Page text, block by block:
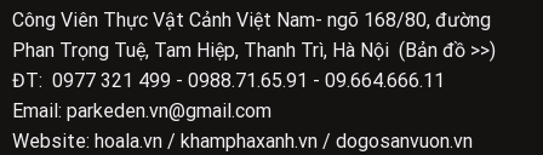
Công Viên Thực Vật Cảnh Việt Nam- ngõ 168/80, đường
Phan Trọng Tuệ, Tam Hiệp, Thanh Trì, Hà Nội (Bản đồ >>)
ĐT: 0977 321 499 - 0988.71.65.91 - 09.664.666.11
Email: parkeden.vn@gmail.com
Website: hoala.vn / khamphaxanh.vn / dogosanvuon.vn